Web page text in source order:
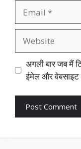
अगली बार जब मैं
ईमेल और